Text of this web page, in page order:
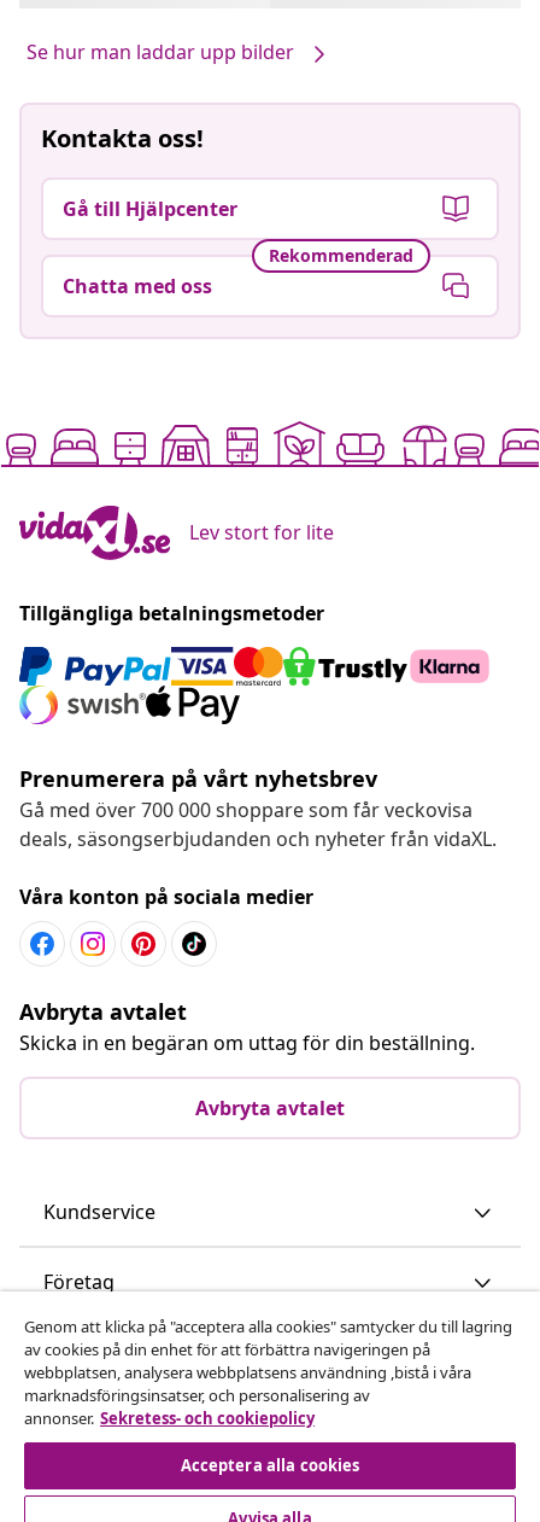
Se hur man laddar upp bilder
Kontakta oss!
Gå till Hjälpcenter
Rekommenderad
Chatta med oss
Lev stort for lite
Tillgängliga betalningsmetoder
Prenumerera på vårt nyhetsbrev
Gå med över 700 000 shoppare som får veckovisa
deals, säsongserbjudanden och nyheter från vidaXL.
Våra konton på sociala medier
Avbryta avtalet
Skicka in en begäran om uttag för din beställning.
Avbryta avtalet
Kundservice
Företag
vidaXL
Upptäck mer
Genom att klicka på "acceptera alla cookies" samtycker du till lagring
av cookies på din enhet för att förbättra navigeringen på
webbplatsen, analysera webbplatsens användning ,bistå i våra
marknadsföringsinsatser, och personalisering av
annonser. Sekretess- och cookiepolicy
Acceptera alla cookies